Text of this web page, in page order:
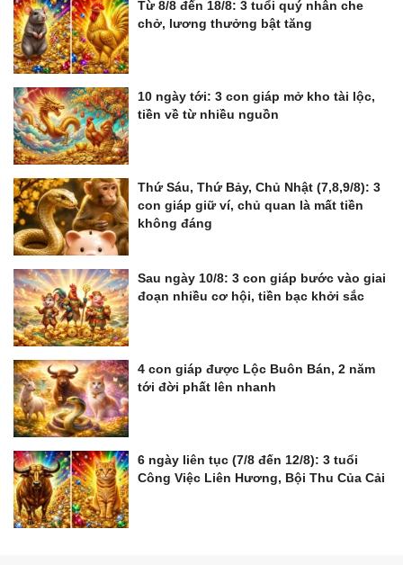
Từ 8/8 đến 18/8: 3 tuổi quý nhân che
chở, lương thưởng bật tăng
10 ngày tới: 3 con giáp mở kho tài lộc,
tiền về từ nhiều nguồn
Thứ Sáu, Thứ Bảy, Chủ Nhật (7,8,9/8): 3
con giáp giữ ví, chủ quan là mất tiền
không đáng
Sau ngày 10/8: 3 con giáp bước vào giai
đoạn nhiều cơ hội, tiền bạc khởi sắc
4 con giáp được Lộc Buôn Bán, 2 năm
tới đời phất lên nhanh
6 ngày liên tục (7/8 đến 12/8): 3 tuổi
Công Việc Liên Hương, Bội Thu Của Cải